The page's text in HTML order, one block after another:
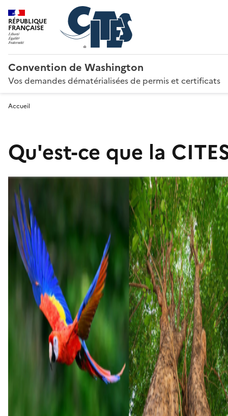
RÉPUBLIQUE
FRANÇAISE
Convention de Washington
Vos demandes dématérialisées de permis et certificats
Accueil
Qu'est-ce que la